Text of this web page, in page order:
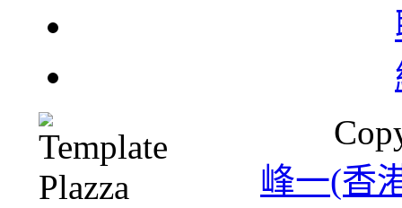
峰一(香